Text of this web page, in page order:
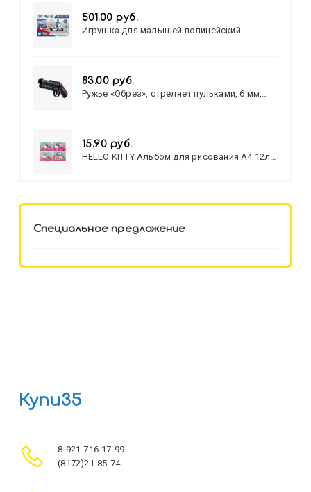
501.00 руб.
Игрушка для малышей полицейский
83.00 руб.
Ружье «Обрез», стреляет пульками, 6 мм,
15.90 руб.
HELLO KITTY Альбом для рисования А4 12л.
Специальное предложение
Купи35
8-921-716-17-99
(8172)21-85-74